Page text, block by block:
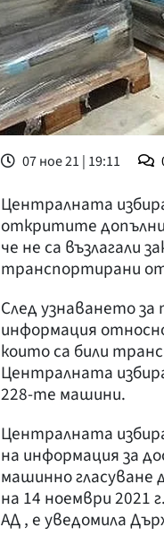
07 ное 21 | 19:11
Централната
откритите
че не са възлагали
транспортирани
След узнаването
информация
които са били
Централната
228-те машини.
Централната
на информация за
машинно гласуване
на 14 ноември 2021
АД , е уведомила